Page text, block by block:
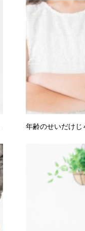
年齢のせいだけ